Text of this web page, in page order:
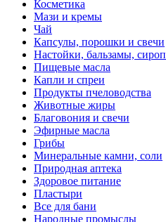
охлаждающий
эффект
Косметика
Мази и кремы
Чай
Капсулы, порошки и свечи
Настойки, бальзамы,
Пищевые масла
Капли и спреи
Продукты пчеловодства
Животные жиры
Благовония и свечи
Эфирные масла
Грибы
Минеральные камни, соли
Природная аптека
Здоровое питание
Пластыри
Все для бани
Народные промыслы